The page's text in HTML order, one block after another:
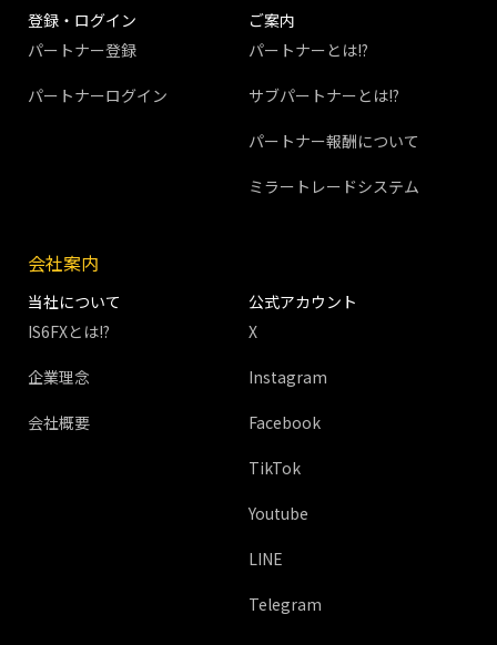
登録・ログイン
パートナー登録
パートナーログイン
ご案内
パートナーとは!?
サブパートナーとは!?
パートナー報酬について
ミラートレードシステム
会社案内
当社について
IS6FXとは!?
企業理念
会社概要
公式アカウント
X
Instagram
Facebook
TikTok
Youtube
LINE
Telegram